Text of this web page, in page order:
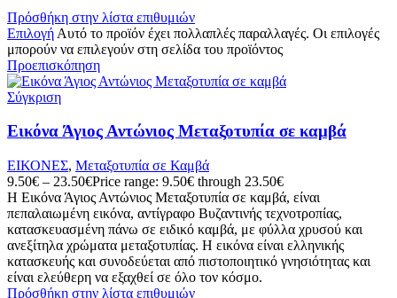
Πρόσθήκη στην λίστα επιθυμιών
Επιλογή Αυτό το προϊόν έχει πολλαπλές παραλλαγές. Οι επιλογές
μπορούν να επιλεγούν στη σελίδα του προϊόντος
Προεπισκόπηση
Σύγκριση
Εικόνα Άγιος Αντώνιος Μεταξοτυπία σε καμβά
ΕΙΚΟΝΕΣ, Μεταξοτυπία σε Καμβά
9.50€ – 23.50€Price range: 9.50€ through 23.50€
Η Εικόνα Άγιος Αντώνιος Μεταξοτυπία σε καμβά, είναι
πεπαλαιωμένη εικόνα, αντίγραφο Βυζαντινής τεχνοτροπίας,
κατασκευασμένη πάνω σε ειδικό καμβά, με φύλλα χρυσού και
ανεξίτηλα χρώματα μεταξοτυπίας. Η εικόνα είναι ελληνικής
κατασκευής και συνοδεύεται από πιστοποιητικό γνησιότητας και
είναι ελεύθερη να εξαχθεί σε όλο τον κόσμο.
Πρόσθήκη στην λίστα επιθυμιών